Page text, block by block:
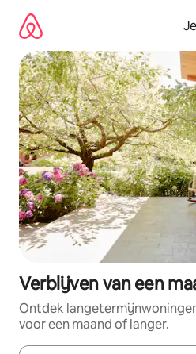
direct
naar
inhoud
Verblijven van een
Ontdek
voor een maand of langer.